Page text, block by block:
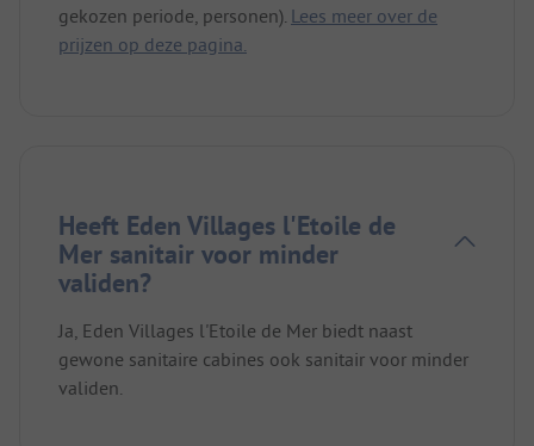
gekozen periode, personen). Lees meer over de
prijzen op deze pagina.
Heeft Eden Villages l'Etoile de
Mer sanitair voor minder
validen?
Ja, Eden Villages l'Etoile de Mer biedt naast
gewone sanitaire cabines ook sanitair voor minder
validen.